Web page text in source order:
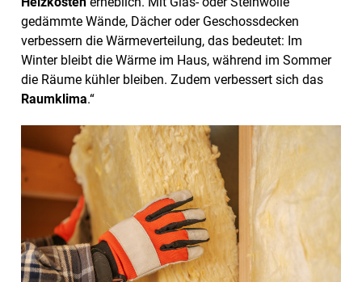
gedämmte Wände, Dächer oder Geschossdecken
verbessern die Wärmeverteilung, das bedeutet: Im
Winter bleibt die Wärme im Haus, während im Sommer
die Räume kühler bleiben. Zudem verbessert sich das
Raumklima.“